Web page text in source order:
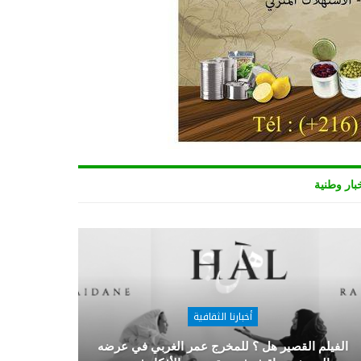
وطنية
أخبارنا الثقافية
الفيلم القصير هل ؟ للمخرج عمر الغربي في عرضه